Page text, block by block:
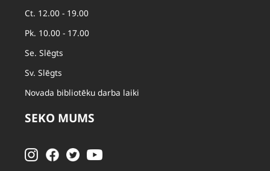
Ct. 12.00 - 19.00
Pk. 10.00 - 17.00
Se. Slēgts
Sv. Slēgts
Novada bibliotēku darba laiki
SEKO MUMS